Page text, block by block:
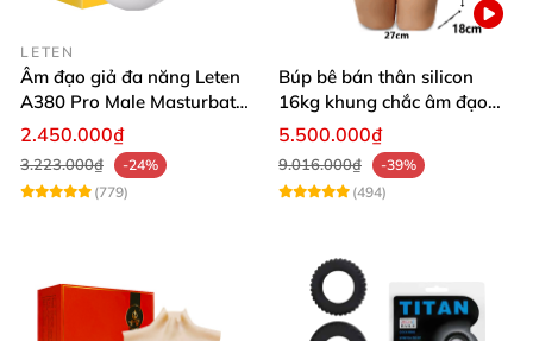
LETEN
Âm đạo giả đa năng Leten
A380 Pro Male Masturbator
Version 3
2.450.000₫
3.223.000₫
-24%
(779)
Búp bê bán thân silicon
16kg khung chắc âm đạo
khít hồng
5.500.000₫
9.016.000₫
-39%
(494)